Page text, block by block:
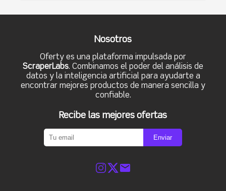
Nosotros
Oferty es una plataforma impulsada por
ScraperLabs. Combinamos el poder del análisis de
datos y la inteligencia artificial para ayudarte a
encontrar mejores productos de manera sencilla y
confiable.
Recibe las mejores ofertas
Enviar